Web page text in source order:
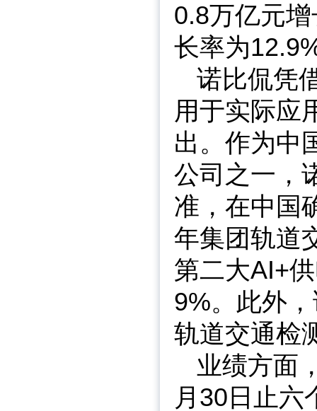
0.8万亿元
长率为
诺比侃凭
用于实际应
出。作为中
公司之一，
准，在中国
年集团轨道
第二大AI+
9%。此外
轨道交通检
业绩方面
月30日止六